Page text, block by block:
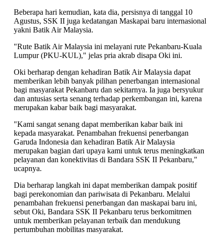
Beberapa hari kemudian, kata dia, persisnya di tanggal 10
Agustus, SSK II juga kedatangan Maskapai baru internasional
yakni Batik Air Malaysia.
"Rute Batik Air Malaysia ini melayani rute Pekanbaru-Kuala
Lumpur (PKU-KUL)," jelas pria akrab disapa Oki ini.
Oki berharap dengan kehadiran Batik Air Malaysia dapat
memberikan lebih banyak pilihan penerbangan internasional
bagi masyarakat Pekanbaru dan sekitarnya. Ia juga bersyukur
dan antusias serta senang terhadap perkembangan ini, karena
merupakan kabar baik bagi masyarakat.
"Kami sangat senang dapat memberikan kabar baik ini
kepada masyarakat. Penambahan frekuensi penerbangan
Garuda Indonesia dan kehadiran Batik Air Malaysia
merupakan bagian dari upaya kami untuk terus meningkatkan
pelayanan dan konektivitas di Bandara SSK II Pekanbaru,"
ucapnya.
Dia berharap langkah ini dapat memberikan dampak positif
bagi perekonomian dan pariwisata di Pekanbaru. Melalui
penambahan frekuensi penerbangan dan maskapai baru ini,
sebut Oki, Bandara SSK II Pekanbaru terus berkomitmen
untuk memberikan pelayanan terbaik dan mendukung
pertumbuhan mobilitas masyarakat.